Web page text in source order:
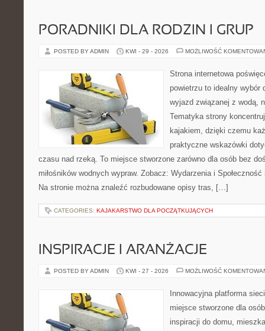
PORADNIKI DLA RODZIN I GRUP
POSTED BY ADMIN KWI - 29 - 2026 MOŻLIWOŚĆ
Strona internetowa
powietrzu to idealny wybór
wyjazd związanej z wodą,
Tematyka strony
kajakiem, dzięki czemu
praktyczne wskazówki
czasu nad rzeką. To miejsce stworzone zarówno dla osób bez
miłośników wodnych wypraw. Zobacz: Wydarzenia i
Na stronie można znaleźć rozbudowane opisy tras, […]
CATEGORIES: KAJAKARSTWO DLA POCZĄTKUJĄCYCH
INSPIRACJE I ARANŻACJE
POSTED BY ADMIN KWI - 27 - 2026 MOŻLIWOŚĆ
Innowacyjna platforma
miejsce stworzone dla
inspiracji do domu,